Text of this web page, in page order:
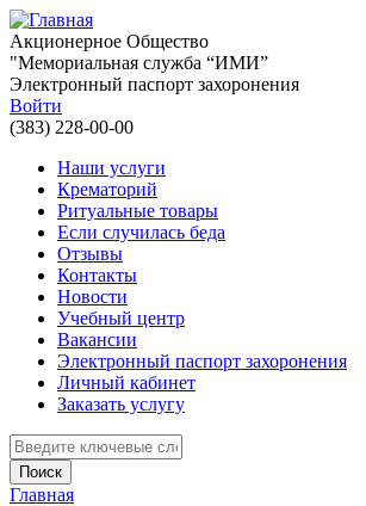
Перейти к основному содержанию
Акционерное Общество
"Мемориальная служба “ИМИ”
Электронный паспорт захоронения
Войти
(383) 228-00-00
Наши услуги
Крематорий
Ритуальные товары
Если случилась беда
Отзывы
Контакты
Новости
Учебный центр
Вакансии
Электронный паспорт захоронения
Личный кабинет
Заказать услугу
Введите ключевые слова для поиска
Главная